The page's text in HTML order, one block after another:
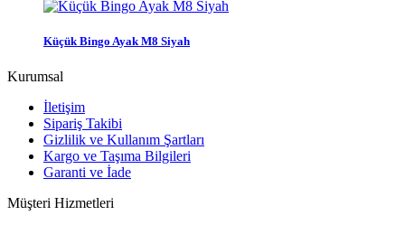
Küçük Bingo Ayak M8 Siyah
Kurumsal
İletişim
Sipariş Takibi
Gizlilik ve Kullanım Şartları
Kargo ve Taşıma Bilgileri
Garanti ve İade
Müşteri Hizmetleri